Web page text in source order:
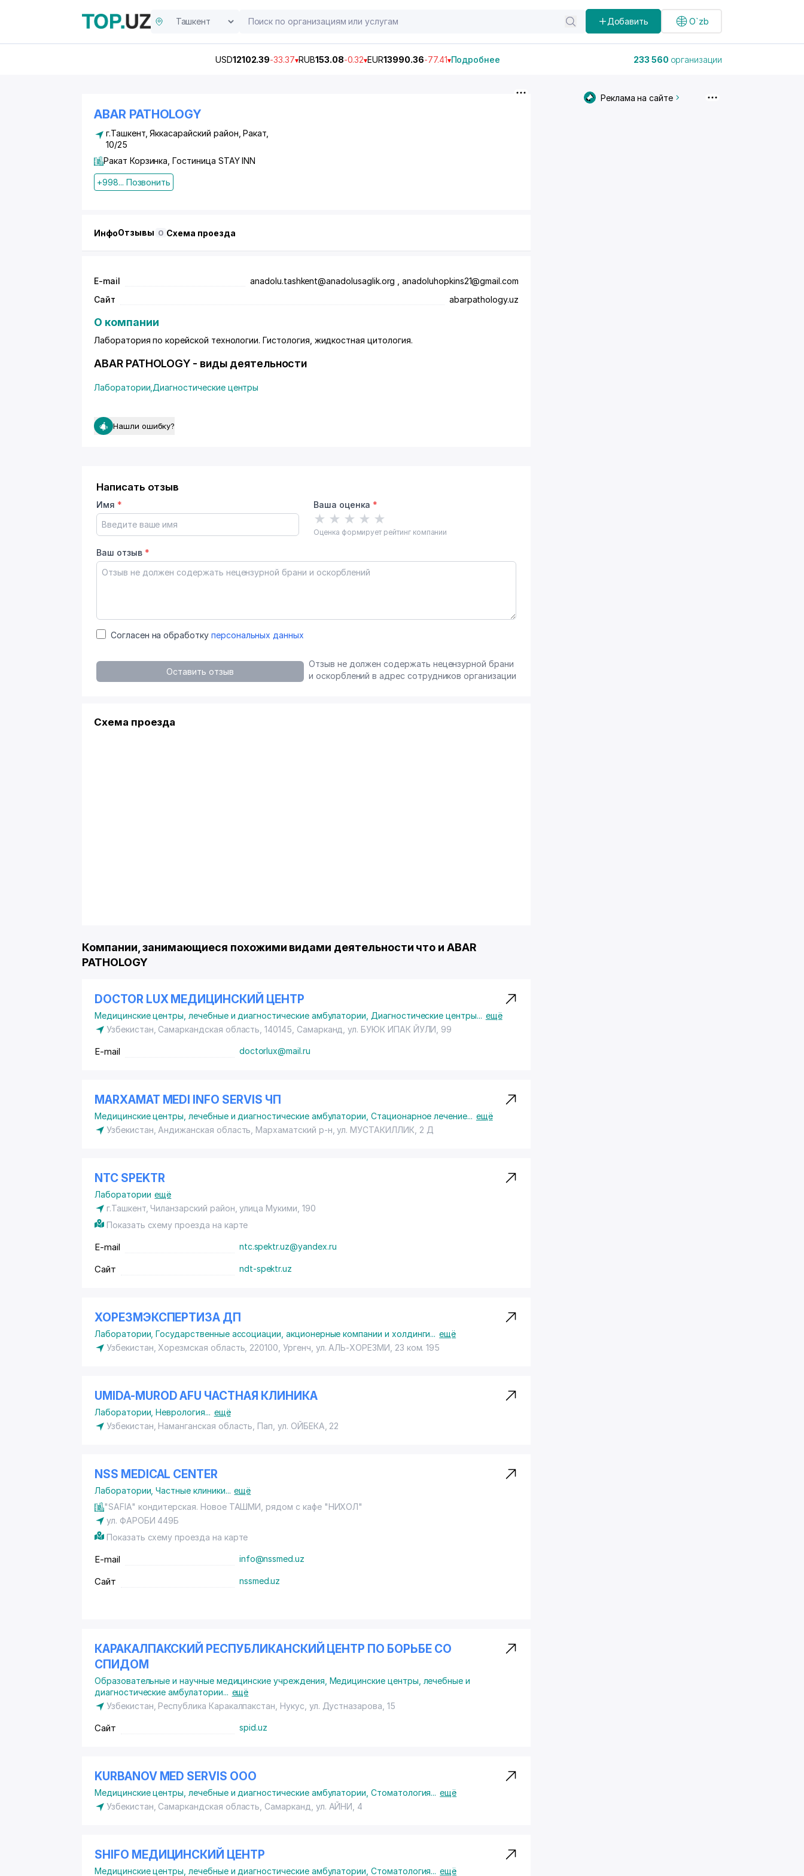
Добавить O`zb
USD12102.39-33.37 RUB153.08-0.32 EUR13990.36-77.41 Подробнее 233 560 организации
ABAR PATHOLOGY
г.Ташкент,Яккасарайский район , Ракат,
10/25
Ракат Корзинка, Гостиница STAY INN
+998... Позвонить
ИнфоОтзывы 0 Схема проезда
E-mail
anadolu.tashkent@anadolusaglik.org , anadoluhopkins21@gmail.com
Сайт
abarpathology.uz
О компании
Лаборатория по корейской технологии. Гистология, жидкостная цитология.
ABAR PATHOLOGY - виды деятельности
Лаборатории Диагностические центры
Нашли ошибку?
Написать отзыв
Имя * Ваша оценка *
★ ★ ★ ★ ★
Оценка формирует рейтинг компании
Ваш отзыв *
Согласен на обработку персональных данных
Оставить отзыв
Отзыв не должен содержать нецензурной брани
и оскорблений в адрес сотрудников организации
Схема проезда
Компании, занимающиеся похожими видами деятельности что и ABAR
PATHOLOGY
DOCTOR LUX МЕДИЦИНСКИЙ ЦЕНТР
Медицинские центры, лечебные и диагностические амбулатории Диагностические центры... ещё
Узбекистан, Самаркандская область, 140145, Самарканд,ул. БУЮК ИПАК ЙУЛИ , 99
E-mail doctorlux@mail.ru
MARXAMAT MEDI INFO SERVIS ЧП
Медицинские центры, лечебные и диагностические амбулатории ,Стационарное лечение... ещё
Узбекистан, Андижанская область, Мархаматский р-н,ул. МУСТАКИЛЛИК , 2 Д
NTC SPEKTR
Лаборатории ещё
г.Ташкент, Чиланзарский район, улица Мукими, 190
Показать схему проезда на карте
E-mail ntc.spektr.uz@yandex.ru
Сайт ndt-spektr.uz
ХОРЕЗМЭКСПЕРТИЗА ДП
Лаборатории ,Государственные ассоциации, акционерные компании и холдинги... ещё
Узбекистан, Хорезмская область, 220100, Ургенч, ул. АЛЬ-ХОРЕЗМИ , 23 ком. 195
UMIDA-MUROD AFU ЧАСТНАЯ КЛИНИКА
Лаборатории ,Неврология... ещё
Узбекистан, Наманганская область, Пап,ул. ОЙБЕКА , 22
NSS MEDICAL CENTER
Лаборатории ,Частные клиники... ещё
"SAFIA" кондитерская. Новое ТАШМИ, рядом с кафе "НИХОЛ"
ул. ФАРОБИ 449Б
Показать схему проезда на карте
E-mail info@nssmed.uz
Сайт nssmed.uz
КАРАКАЛПАКСКИЙ РЕСПУБЛИКАНСКИЙ ЦЕНТР ПО БОРЬБЕ СО
СПИДОМ
Образовательные и научные медицинские учреждения Медицинские центры, лечебные и
диагностические амбулатории... ещё
Узбекистан, Республика Каракалпакстан, Нукус, ул. Дустназарова , 15
Сайт spid.uz
KURBANOV MED SERVIS ООО
Медицинские центры, лечебные и диагностические амбулатории ,Стоматология... ещё
Узбекистан, Самаркандская область, Самарканд, ул. АЙНИ , 4
SHIFO МЕДИЦИНСКИЙ ЦЕНТР
Медицинские центры, лечебные и диагностические амбулатории ,Стоматология... ещё
Реклама на сайте